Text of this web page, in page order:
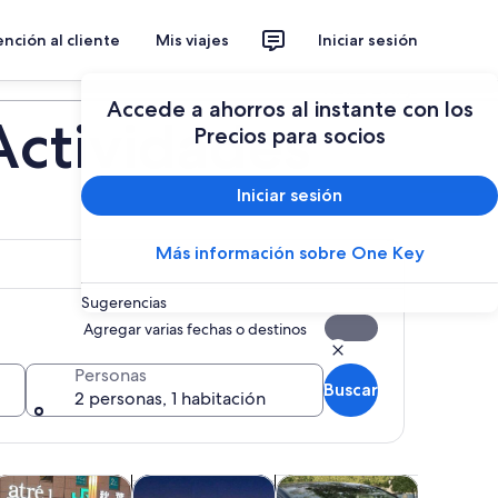
al cliente Mis viajes Iniciar sesión
Accede a ahorros al instante con los
Precios para socios
Iniciar sesión
Más información sobre One Key
Sugerencias
Agregar varias fechas o destinos
Personas
2 personas, 1 habitación
Buscar
pestaña
en una nueva pestaña
bebidas y vida nocturnaSe abrirá en una nueva
Moda y comprasSe abrirá en una nueva
TrasladosSe abrirá en una
Aventura